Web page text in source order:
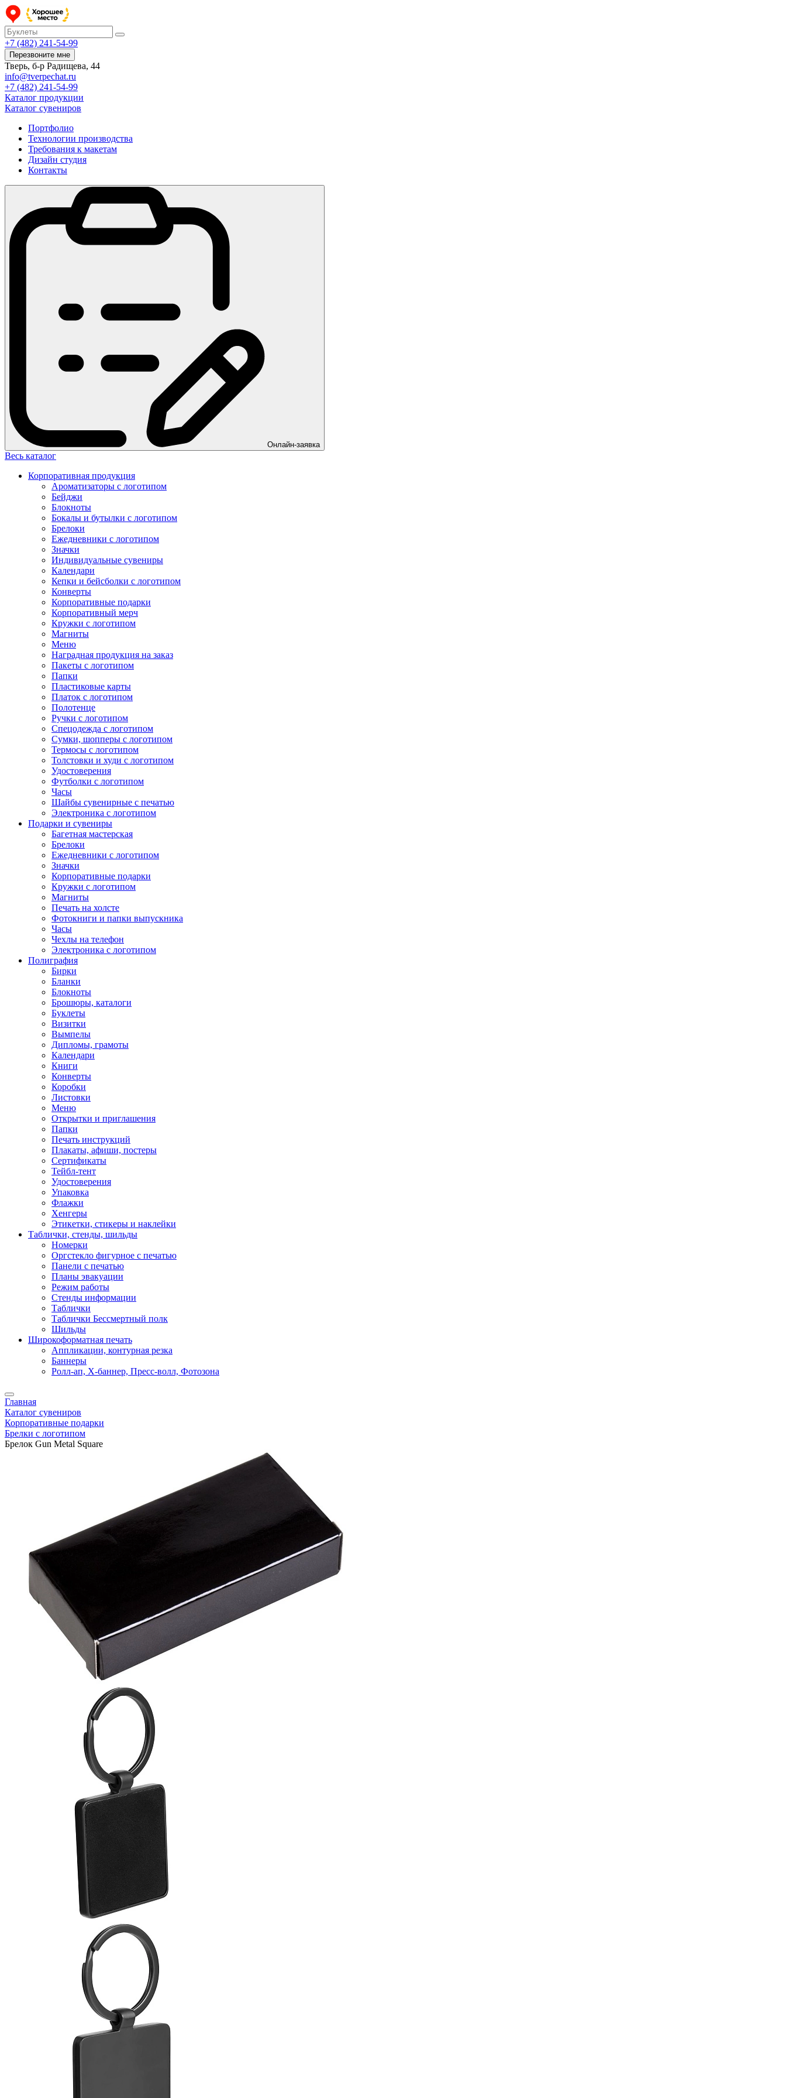
+7 (482) 241-54-99
Перезвоните мне
Тверь, б-р Радищева, 44
info@tverpechat.ru
+7 (482) 241-54-99
Каталог продукции
Каталог сувениров
Портфолио
Технологии производства
Требования к макетам
Дизайн студия
Контакты
Онлайн-заявка
Весь каталог
Корпоративная продукция
Ароматизаторы с логотипом
Бейджи
Блокноты
Бокалы и бутылки с логотипом
Брелоки
Ежедневники с логотипом
Значки
Индивидуальные сувениры
Календари
Кепки и бейсболки с логотипом
Конверты
Корпоративные подарки
Корпоративный мерч
Кружки с логотипом
Магниты
Меню
Наградная продукция на заказ
Пакеты с логотипом
Папки
Пластиковые карты
Платок с логотипом
Полотенце
Ручки с логотипом
Спецодежда с логотипом
Сумки, шопперы с логотипом
Термосы с логотипом
Толстовки и худи с логотипом
Удостоверения
Футболки с логотипом
Часы
Шайбы сувенирные с печатью
Электроника с логотипом
Подарки и сувениры
Багетная мастерская
Брелоки
Ежедневники с логотипом
Значки
Корпоративные подарки
Кружки с логотипом
Магниты
Печать на холсте
Фотокниги и папки выпускника
Часы
Чехлы на телефон
Электроника с логотипом
Полиграфия
Бирки
Бланки
Блокноты
Брошюры, каталоги
Буклеты
Визитки
Вымпелы
Дипломы, грамоты
Календари
Книги
Конверты
Коробки
Листовки
Меню
Открытки и приглашения
Папки
Печать инструкций
Плакаты, афиши, постеры
Сертификаты
Тейбл-тент
Удостоверения
Упаковка
Флажки
Хенгеры
Этикетки, стикеры и наклейки
Таблички, стенды, шильды
Номерки
Оргстекло фигурное с печатью
Панели с печатью
Планы эвакуации
Режим работы
Стенды информации
Таблички
Таблички Бессмертный полк
Шильды
Широкоформатная печать
Аппликации, контурная резка
Баннеры
Ролл-ап, X-баннер, Пресс-волл, Фотозона
Главная
Каталог сувениров
Корпоративные подарки
Брелки с логотипом
Брелок Gun Metal Square